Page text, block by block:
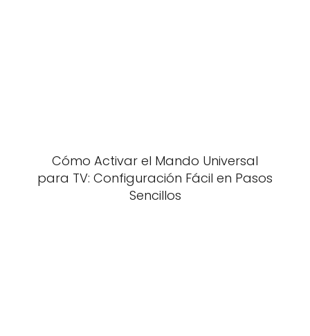
Cómo Activar el Mando Universal
para TV: Configuración Fácil en Pasos
Sencillos